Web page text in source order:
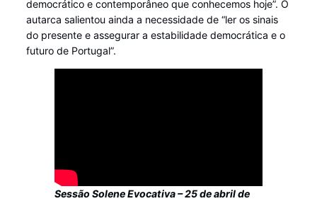
democrático e contemporâneo que conhecemos hoje”. O
autarca salientou ainda a necessidade de “ler os sinais
do presente e assegurar a estabilidade democrática e o
futuro de Portugal”.
Sessão Solene Evocativa – 25 de abril de